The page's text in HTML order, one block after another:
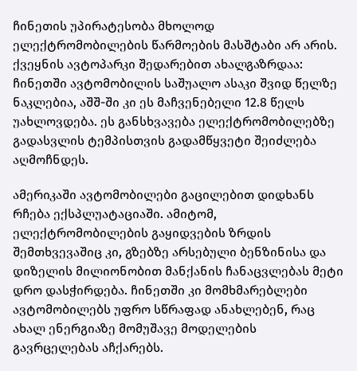
ჩინეთის უპირატესობა მხოლოდ
ელექტრომობილების წარმოების მასშტაბი არ არის.
ქვეყნის ავტოპარკი შედარებით ახალგაზრდაა:
ჩინეთში ავტომობილის საშუალო ასაკი შვიდ წელზე
ნაკლებია, აშშ-ში კი ეს მაჩვენებელი 12.8 წელს
უახლოვდება. ეს განსხვავება ელექტრომობილებზე
გადასვლის ტემპისთვის გადამწყვეტი შეიძლება
აღმოჩნდეს.
ამერიკაში ავტომობილები გაცილებით დიდხანს
რჩება ექსპლუატაციაში. ამიტომ,
ელექტრომობილების გაყიდვების ზრდის
შემთხვევაშიც კი, გზებზე არსებული ბენზინისა და
დიზელის მილიონობით მანქანის ჩანაცვლებას მეტი
დრო დასჭირდება. ჩინეთში კი მომხმარებლები
ავტომობილებს უფრო სწრაფად ანახლებენ, რაც
ახალ ენერგიაზე მომუშავე მოდელების
გავრცელებას აჩქარებს.